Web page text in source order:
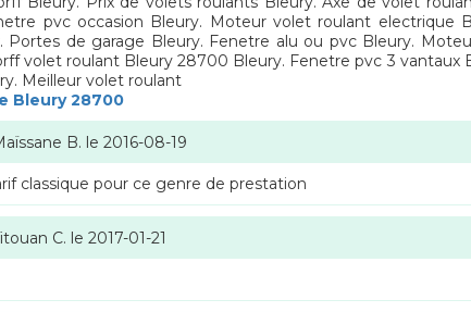
pvc occasion Bleury. Moteur volet roulant electrique
Portes de garage Bleury. Fenetre alu ou pvc Bleury.
volet roulant Bleury 28700 Bleury. Fenetre pvc 3
Meilleur volet roulant
Bleury 28700
B. le 2016-08-19
classique pour ce genre de prestation
C. le 2017-01-21